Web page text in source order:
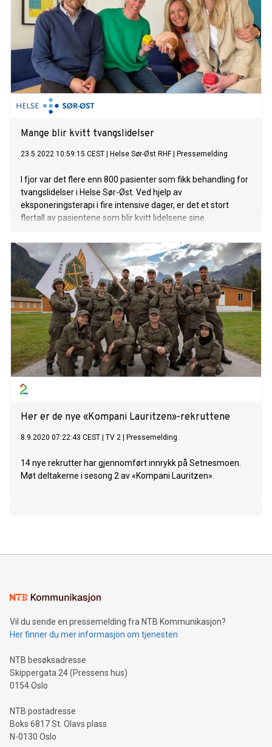
Mange blir kvitt tvangslidelser
23.5.2022 10:59:15 CEST Helse Sør-Øst RHF| Pressemelding
I fjor var det flere enn 800 pasienter som fikk behandling for
tvangslidelser i Helse Sør-Øst. Ved hjelp av
eksponeringsterapi i fire intensive dager, er det et stort
flertall av pasientene som blir kvitt lidelsene sine.
Her er de nye «Kompani Lauritzen»-rekruttene
8.9.2020 07:22:43 CEST TV 2 Pressemelding
14 nye rekrutter har gjennomført innrykk på Setnesmoen.
Møt deltakerne i sesong 2 av «Kompani Lauritzen».
Vil du sende en pressemelding fra NTB Kommunikasjon?
Her finner du mer informasjon om tjenesten
NTB besøksadresse
Skippergata 24 (Pressens hus)
0154 Oslo
NTB postadresse
Boks 6817 St. Olavs plass
N-0130 Oslo